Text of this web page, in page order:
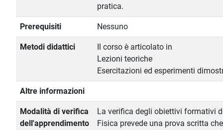
pratica.
Prerequisiti Nessuno
Metodi didattici
Il corso è articolato in
Lezioni teoriche
Esercitazioni ed esperimenti
Altre informazioni
Modalità di verifica
dell'apprendimento
La verifica degli obiettivi formativi
Fisica prevede una prova scritta